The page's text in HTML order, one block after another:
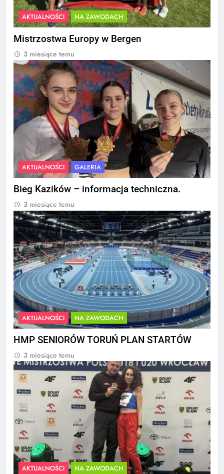
AKTUALNOŚCI NA ZAWODACH
Mistrzostwa Europy w Bergen
3 miesiące temu
AKTUALNOŚCI GALERIA
Bieg Kazików – informacja techniczna.
3 miesiące temu
AKTUALNOŚCI NA ZAWODACH
HMP SENIORÓW TORUŃ PLAN STARTÓW
3 miesiące temu
AKTUALNOŚCI NA ZAWODACH